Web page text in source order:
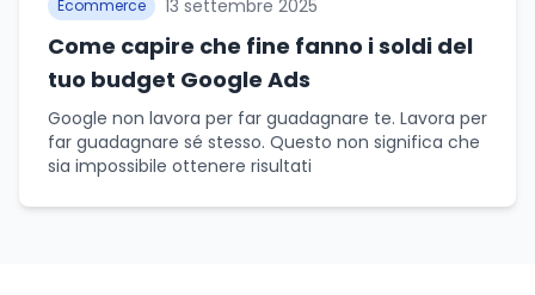
Ecommerce 13 settembre 2025
Come capire che fine fanno i soldi del
tuo budget Google Ads
Google non lavora per far guadagnare te. Lavora per
far guadagnare sé stesso. Questo non significa che
sia impossibile ottenere risultati